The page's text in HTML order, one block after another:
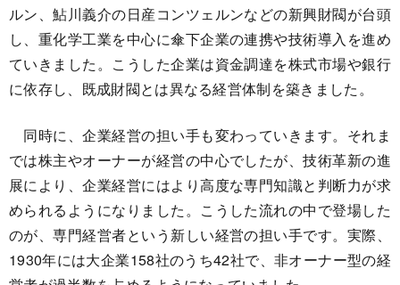
ルン、鮎川義介の日産コンツェルンなどの新興財閥が台頭
し、重化学工業を中心に傘下企業の連携や技術導入を進め
ていきました。こうした企業は資金調達を株式市場や銀行
に依存し、既成財閥とは異なる経営体制を築きました。
同時に、企業経営の担い手も変わっていきます。それま
では株主やオーナーが経営の中心でしたが、技術革新の進
展により、企業経営にはより高度な専門知識と判断力が求
められるようになりました。こうした流れの中で登場した
のが、専門経営者という新しい経営の担い手です。実際、
1930年には大企業158社のうち42社で、非オーナー型の経